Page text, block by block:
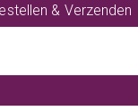
& Verzenden